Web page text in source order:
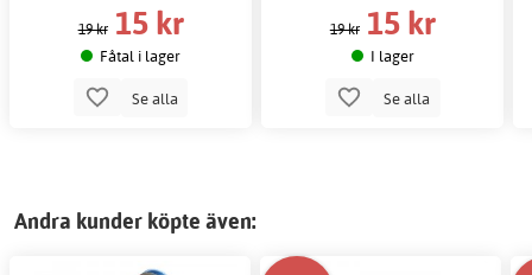
19 kr 15 kr
Fåtal i lager
Se alla
19 kr 15 kr
I lager
Se alla
Andra kunder köpte även: